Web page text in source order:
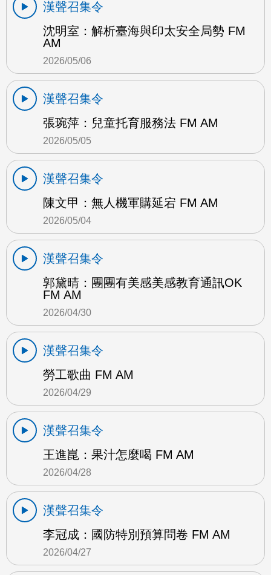
漢聲召集令
沈明室：解析臺海與印太安全局勢 FM
AM
2026/05/06
漢聲召集令
張琬萍：兒童托育服務法 FM AM
2026/05/05
漢聲召集令
陳文甲：無人機軍購延宕 FM AM
2026/05/04
漢聲召集令
郭黛晴：團團有美感美感教育通訊OK
FM AM
2026/04/30
漢聲召集令
勞工歌曲 FM AM
2026/04/29
漢聲召集令
王進崑：果汁怎麼喝 FM AM
2026/04/28
漢聲召集令
李冠成：國防特別預算問卷 FM AM
2026/04/27